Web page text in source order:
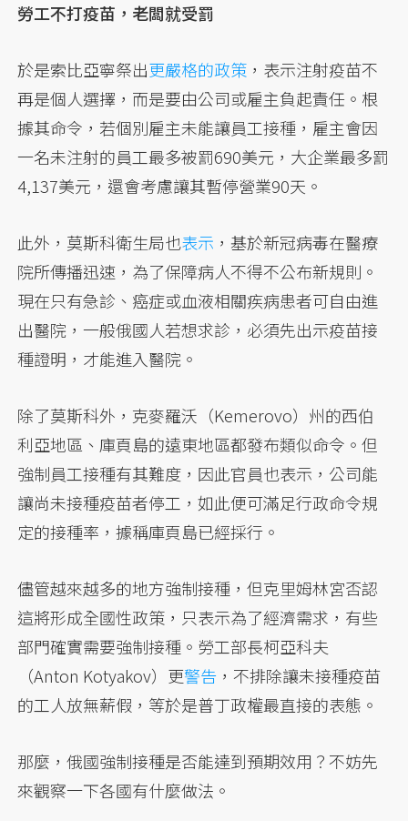
勞工不打疫苗，老闆就受罰
於是索比亞寧祭出更嚴格的政策 ，表示注射疫苗不
再是個人選擇，而是要由公司或雇主負起責任。根
據其命令，若個別雇主未能讓員工接種，雇主會因
一名未注射的員工最多被罰690美元，大企業最多罰
4,137美元，還會考慮讓其暫停營業90天。
此外，莫斯科衛生局也表示 ，基於新冠病毒在醫療
院所傳播迅速，為了保障病人不得不公布新規則。
現在只有急診、癌症或血液相關疾病患者可自由進
出醫院，一般俄國人若想求診，必須先出示疫苗接
種證明，才能進入醫院。
除了莫斯科外，克麥羅沃（Kemerovo）州的西伯
利亞地區、庫頁島的遠東地區都發布類似命令。但
強制員工接種有其難度，因此官員也表示，公司能
讓尚未接種疫苗者停工，如此便可滿足行政命令規
定的接種率，據稱庫頁島已經採行。
儘管越來越多的地方強制接種，但克里姆林宮否認
這將形成全國性政策，只表示為了經濟需求，有些
部門確實需要強制接種。勞工部長柯亞科夫
（Anton Kotyakov）更警告 ，不排除讓未接種疫苗
的工人放無薪假，等於是普丁政權最直接的表態。
那麼，俄國強制接種是否能達到預期效用？不妨先
來觀察一下各國有什麼做法。